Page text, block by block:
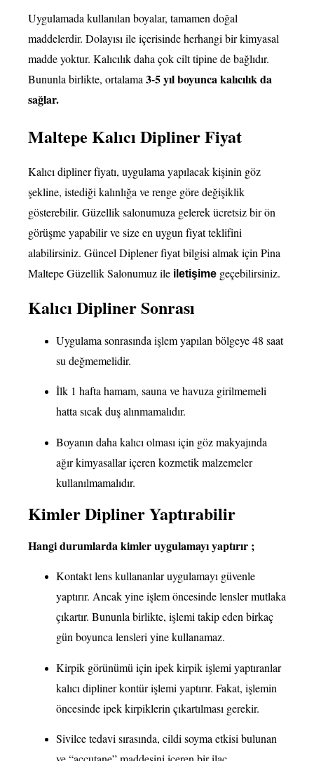
Uygulamada kullanılan boyalar, tamamen doğal
maddelerdir. Dolayısı ile içerisinde herhangi bir kimyasal
madde yoktur. Kalıcılık daha çok cilt tipine de bağlıdır.
Bununla birlikte, ortalama 3-5 yıl boyunca kalıcılık da
sağlar.
Maltepe Kalıcı Dipliner Fiyat
Kalıcı dipliner fiyatı, uygulama yapılacak kişinin göz
şekline, istediği kalınlığa ve renge göre değişiklik
gösterebilir. Güzellik salonumuza gelerek ücretsiz bir ön
görüşme yapabilir ve size en uygun fiyat teklifini
alabilirsiniz. Güncel Diplener fiyat bilgisi almak için Pina
Maltepe Güzellik Salonumuz ile iletişime geçebilirsiniz.
Kalıcı Dipliner Sonrası
Uygulama sonrasında işlem yapılan bölgeye 48 saat
su değmemelidir.
İlk 1 hafta hamam, sauna ve havuza girilmemeli
hatta sıcak duş alınmamalıdır.
Boyanın daha kalıcı olması için göz makyajında
ağır kimyasallar içeren kozmetik malzemeler
kullanılmamalıdır.
Kimler Dipliner Yaptırabilir
Hangi durumlarda kimler uygulamayı yaptırır ;
Kontakt lens kullananlar uygulamayı güvenle
yaptırır. Ancak yine işlem öncesinde lensler mutlaka
çıkartır. Bununla birlikte, işlemi takip eden birkaç
gün boyunca lensleri yine kullanamaz.
Kirpik görünümü için ipek kirpik işlemi yaptıranlar
kalıcı dipliner kontür işlemi yaptırır. Fakat, işlemin
öncesinde ipek kirpiklerin çıkartılması gerekir.
Sivilce tedavi sırasında, cildi soyma etkisi bulunan